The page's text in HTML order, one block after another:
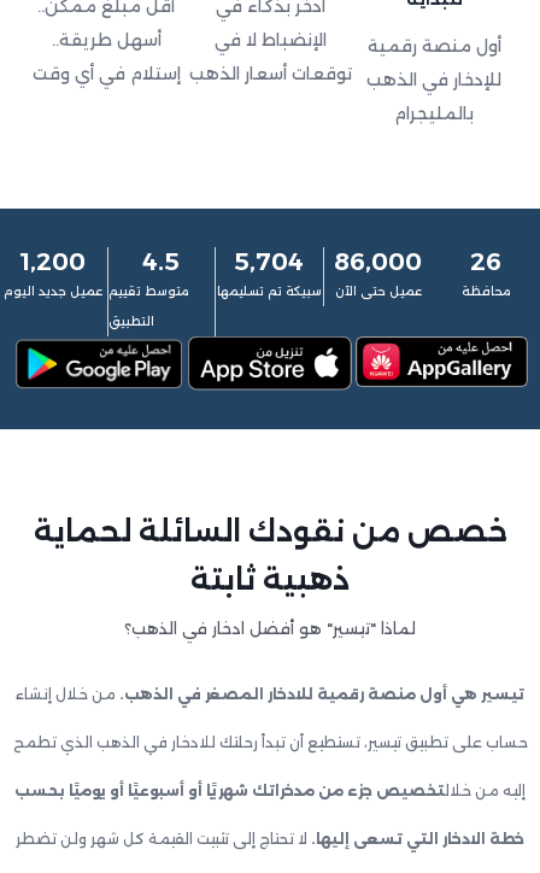
أول منصة رقمية
للإدخار في الذهب
بالمليجرام
ادخر بذكاء في
الإنضباط لا في
توقعات أسعار الذهب
أقل مبلغ ممكن..
أسهل طريقة..
إستلام في أي وقت
عميل جديد اليوم
1,200
متوسط تقييم
التطبيق
4.5
سبيكة تم تسليمها
5,704
عميل حتى الآن
86,000
محافظة
26
خصص من نقودك السائلة لحماية
ذهبية ثابتة
لماذا "تيسير" هو أفضل ادخار في الذهب؟
تيسير هي أول منصة رقمية للادخار المصغر في الذهب. من خلال إنشاء
حساب على تطبيق تيسير، تستطيع أن تبدأ رحلتك للادخار في الذهب الذي تطمح
إليه من خلالتخصيص جزء من مدخراتك شهريًا أو أسبوعيًا أو يوميًا بحسب
خطة الادخار التي تسعى إليها. لا تحتاج إلى تثبيت القيمة كل شهر ولن تضطر